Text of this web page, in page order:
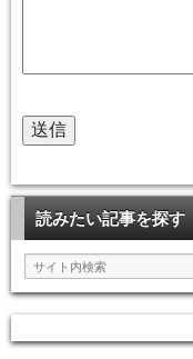
読みたい記事を探す